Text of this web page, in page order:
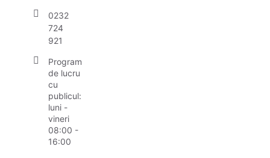
0232
724
921
Program
de lucru
cu
publicul:
luni -
vineri
08:00 -
16:00